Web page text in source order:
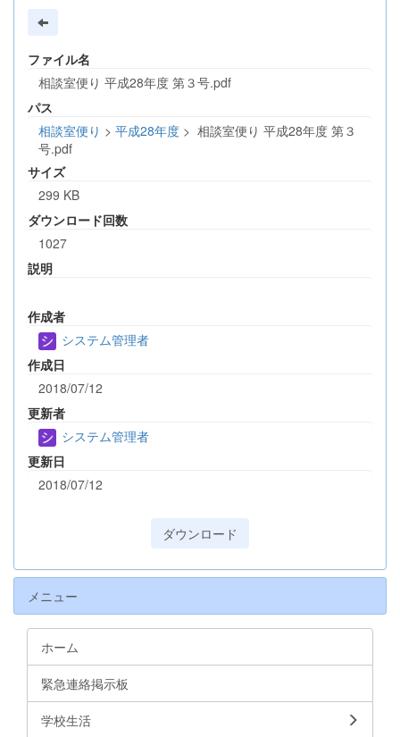
ファイル名
相談室便り 平成28年度 第３号.pdf
パス
相談室便り > 平成28年度 > 相談室便り 平成28年度 第３
号.pdf
サイズ
299 KB
ダウンロード回数
1027
説明
作成者
システム管理者
作成日
2018/07/12
更新者
システム管理者
更新日
2018/07/12
ダウンロード
メニュー
ホーム
緊急連絡掲示板
学校生活